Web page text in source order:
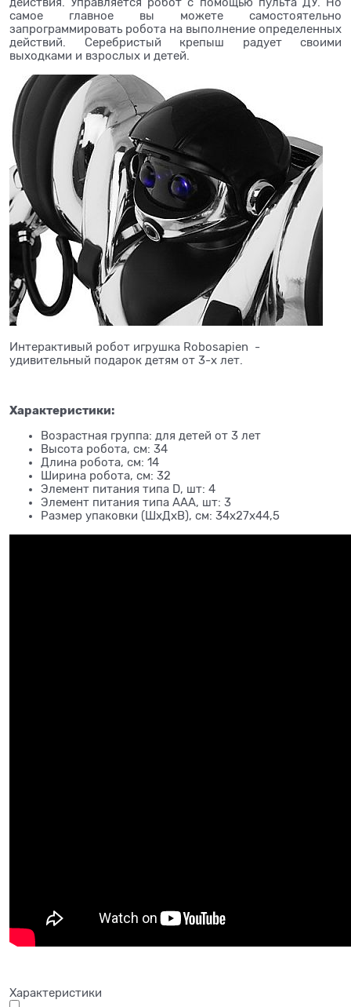
самое главное вы можете самостоятельно
запрограммировать робота на выполнение определенных
действий. Серебристый крепыш радует своими
выходками и взрослых и детей.
Интерактивый робот игрушка Robosapien -
удивительный подарок детям от 3-х лет.
Характеристики:
Возрастная группа: для детей от 3 лет
Высота робота, см: 34
Длина робота, см: 14
Ширина робота, см: 32
Элемент питания типа D, шт: 4
Элемент питания типа ААА, шт: 3
Размер упаковки (ШхДхВ), см: 34x27x44,5
Характеристики